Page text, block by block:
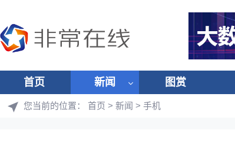
首页 新闻 图赏
您当前的位置： 首页 > 新闻 > 手机